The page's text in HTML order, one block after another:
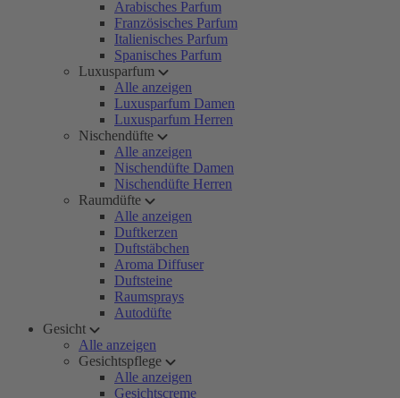
Arabisches Parfum
Französisches Parfum
Italienisches Parfum
Spanisches Parfum
Luxusparfum
Alle anzeigen
Luxusparfum Damen
Luxusparfum Herren
Nischendüfte
Alle anzeigen
Nischendüfte Damen
Nischendüfte Herren
Raumdüfte
Alle anzeigen
Duftkerzen
Duftstäbchen
Aroma Diffuser
Duftsteine
Raumsprays
Autodüfte
Gesicht
Alle anzeigen
Gesichtspflege
Alle anzeigen
Gesichtscreme